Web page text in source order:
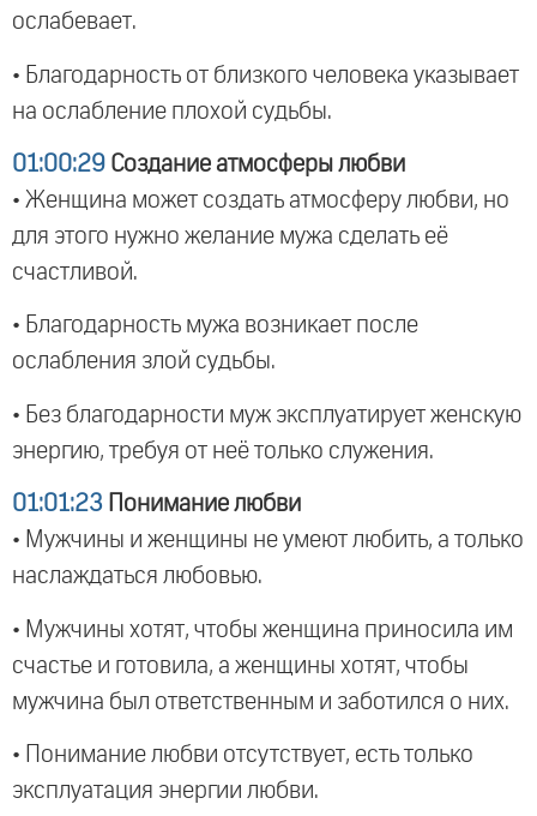
ослабевает.
• Благодарность от близкого человека указывает
на ослабление плохой судьбы.
01:00:29 Создание атмосферы любви
• Женщина может создать атмосферу любви, но
для этого нужно желание мужа сделать её
счастливой.
• Благодарность мужа возникает после
ослабления злой судьбы.
• Без благодарности муж эксплуатирует женскую
энергию, требуя от неё только служения.
01:01:23 Понимание любви
• Мужчины и женщины не умеют любить, а только
наслаждаться любовью.
• Мужчины хотят, чтобы женщина приносила им
счастье и готовила, а женщины хотят, чтобы
мужчина был ответственным и заботился о них.
• Понимание любви отсутствует, есть только
эксплуатация энергии любви.